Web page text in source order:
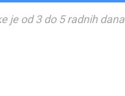
je od 3 do 5 radnih dana